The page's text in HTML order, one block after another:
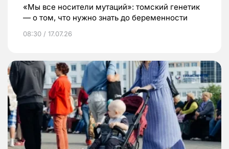
«Мы все носители мутаций»: томский генетик
— о том, что нужно знать до беременности
08:30 / 17.07.26